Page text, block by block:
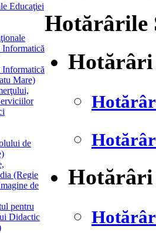
Hotărârile
Hotărâri
Hotărâri
Educaţiei
Mare)
de
(Regie
de
pentru
Didactic